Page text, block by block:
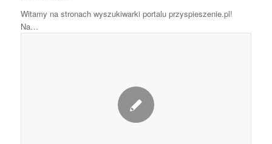
Witamy na stronach wyszukiwarki portalu przyspieszenie.pl!
Na…